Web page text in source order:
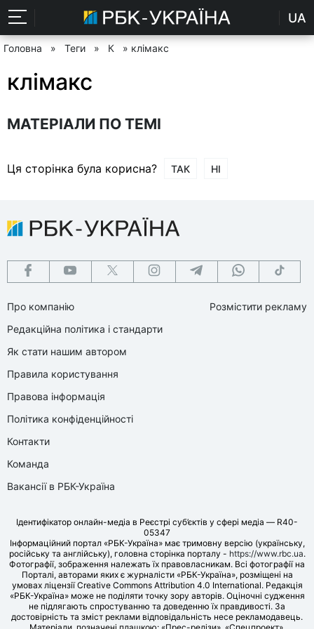
UA
Головна » Теги » К » клімакс
клімакс
МАТЕРІАЛИ ПО ТЕМІ
Ця сторінка була корисна? ТАК НІ
Про компанію
Редакційна політика і стандарти
Як стати нашим автором
Правила користування
Правова інформація
Політика конфіденційності
Контакти
Команда
Вакансії в РБК-Україна
Розмістити рекламу
Ідентифікатор онлайн-медіа в Реєстрі суб’єктів у сфері медіа — R40-
05347
Інформаційний портал «РБК-Україна» має тримовну версію (українську,
російську та англійську), головна сторінка порталу - https://www.rbc.ua.
Фотографії, зображення належать їх правовласникам. Всі фотографії на
Порталі, авторами яких є журналісти «РБК-Україна», розміщені на
умовах ліцензії Creative Commons Attribution 4.0 International. Редакція
«РБК-Україна» може не поділяти точку зору авторів. Оціночні судження
не підлягають спростуванню та доведенню їх правдивості. За
достовірність та зміст реклами відповідальність несе рекламодавець.